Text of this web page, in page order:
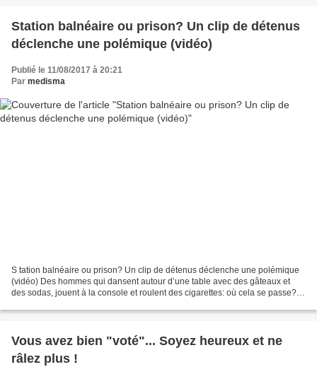
Station balnéaire ou prison? Un clip de détenus
déclenche une polémique (vidéo)
Publié le 11/08/2017 à 20:21
Par medisma
S tation balnéaire ou prison? Un clip de détenus déclenche une polémique
(vidéo) Des hommes qui dansent autour d’une table avec des gâteaux et
des sodas, jouent à la console et roulent des cigarettes: où cela se passe?
Vous avez bien "voté"... Soyez heureux et ne
râlez plus !